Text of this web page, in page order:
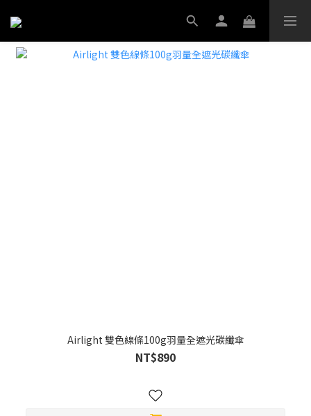
Airlight 雙色線條100g羽量全遮光碳纖傘
NT$890